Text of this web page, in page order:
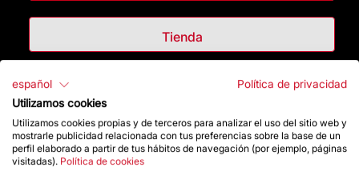
Tienda
Destacados
La Fundación
Preguntas frecuentes
español
Política de privacidad
Utilizamos cookies
Utilizamos cookies propias y de terceros para analizar el uso del sitio web y
mostrarle publicidad relacionada con tus preferencias sobre la base de un
perfil elaborado a partir de tus hábitos de navegación (por ejemplo, páginas
visitadas). Política de cookies